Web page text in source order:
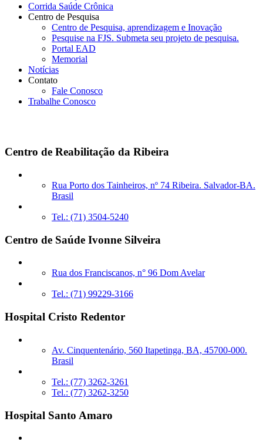
Corrida Saúde Crônica
Centro de Pesquisa
Centro de Pesquisa, aprendizagem e Inovação
Pesquise na FJS. Submeta seu projeto de pesquisa.
Portal EAD
Memorial
Notícias
Contato
Fale Conosco
Trabalhe Conosco
Centro de Reabilitação da Ribeira
Rua Porto dos Tainheiros, nº 74 Ribeira. Salvador-BA.
Brasil
Tel.: (71) 3504-5240
Centro de Saúde Ivonne Silveira
Rua dos Franciscanos, n° 96 Dom Avelar
Tel.: (71) 99229-3166
Hospital Cristo Redentor
Av. Cinquentenário, 560 Itapetinga, BA, 45700-000.
Brasil
Tel.: (77) 3262-3261
Tel.: (77) 3262-3250
Hospital Santo Amaro